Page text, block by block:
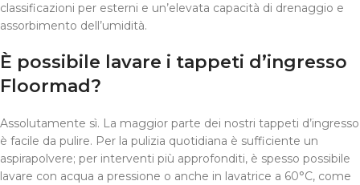
classificazioni per esterni e un’elevata capacità di drenaggio e
assorbimento dell’umidità.
È possibile lavare i tappeti d’ingresso
Floormad?
Assolutamente sì. La maggior parte dei nostri tappeti d’ingresso
è facile da pulire. Per la pulizia quotidiana è sufficiente un
aspirapolvere; per interventi più approfonditi, è spesso possibile
lavare con acqua a pressione o anche in lavatrice a 60°C, come